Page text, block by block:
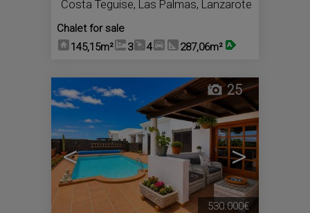
Costa Teguise, Las Palmas, Lanzarote
Chalet for sale
145,15m²
3 4 287,06m²
< >
25
530.000€